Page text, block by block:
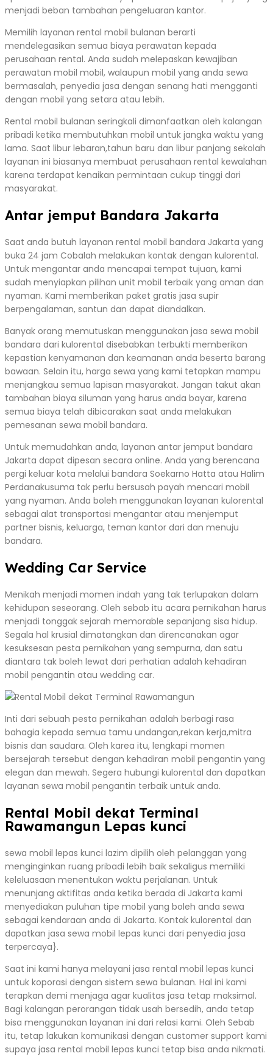
menjadi beban tambahan pengeluaran kantor.
Memilih layanan rental mobil bulanan berarti
mendelegasikan semua biaya perawatan kepada
perusahaan rental. Anda sudah melepaskan kewajiban
perawatan mobil mobil, walaupun mobil yang anda sewa
bermasalah, penyedia jasa dengan senang hati mengganti
dengan mobil yang setara atau lebih.
Rental mobil bulanan seringkali dimanfaatkan oleh kalangan
pribadi ketika membutuhkan mobil untuk jangka waktu yang
lama. Saat libur lebaran,tahun baru dan libur panjang sekolah
layanan ini biasanya membuat perusahaan rental kewalahan
karena terdapat kenaikan permintaan cukup tinggi dari
masyarakat.
Antar jemput Bandara Jakarta
Saat anda butuh layanan rental mobil bandara Jakarta yang
buka 24 jam Cobalah melakukan kontak dengan kulorental.
Untuk mengantar anda mencapai tempat tujuan, kami
sudah menyiapkan pilihan unit mobil terbaik yang aman dan
nyaman. Kami memberikan paket gratis jasa supir
berpengalaman, santun dan dapat diandalkan.
Banyak orang memutuskan menggunakan jasa sewa mobil
bandara dari kulorental disebabkan terbukti memberikan
kepastian kenyamanan dan keamanan anda beserta barang
bawaan. Selain itu, harga sewa yang kami tetapkan mampu
menjangkau semua lapisan masyarakat. Jangan takut akan
tambahan biaya siluman yang harus anda bayar, karena
semua biaya telah dibicarakan saat anda melakukan
pemesanan sewa mobil bandara.
Untuk memudahkan anda, layanan antar jemput bandara
Jakarta dapat dipesan secara online. Anda yang berencana
pergi keluar kota melalui bandara Soekarno Hatta atau Halim
Perdanakusuma tak perlu bersusah payah mencari mobil
yang nyaman. Anda boleh menggunakan layanan kulorental
sebagai alat transportasi mengantar atau menjemput
partner bisnis, keluarga, teman kantor dari dan menuju
bandara.
Wedding Car Service
Menikah menjadi momen indah yang tak terlupakan dalam
kehidupan seseorang. Oleh sebab itu acara pernikahan harus
menjadi tonggak sejarah memorable sepanjang sisa hidup.
Segala hal krusial dimatangkan dan direncanakan agar
kesuksesan pesta pernikahan yang sempurna, dan satu
diantara tak boleh lewat dari perhatian adalah kehadiran
mobil pengantin atau wedding car.
Inti dari sebuah pesta pernikahan adalah berbagi rasa
bahagia kepada semua tamu undangan,rekan kerja,mitra
bisnis dan saudara. Oleh karea itu, lengkapi momen
bersejarah tersebut dengan kehadiran mobil pengantin yang
elegan dan mewah. Segera hubungi kulorental dan dapatkan
layanan sewa mobil pengantin terbaik untuk anda.
Rental Mobil dekat Terminal
Rawamangun Lepas kunci
sewa mobil lepas kunci lazim dipilih oleh pelanggan yang
menginginkan ruang pribadi lebih baik sekaligus memiliki
keleluasaan menentukan waktu perjalanan. Untuk
menunjang aktifitas anda ketika berada di Jakarta kami
menyediakan puluhan tipe mobil yang boleh anda sewa
sebagai kendaraan anda di Jakarta. Kontak kulorental dan
dapatkan jasa sewa mobil lepas kunci dari penyedia jasa
terpercaya}.
Saat ini kami hanya melayani jasa rental mobil lepas kunci
untuk koporasi dengan sistem sewa bulanan. Hal ini kami
terapkan demi menjaga agar kualitas jasa tetap maksimal.
Bagi kalangan perorangan tidak usah bersedih, anda tetap
bisa menggunakan layanan ini dari relasi kami. Oleh Sebab
itu, tetap lakukan komunikasi dengan customer support kami
supaya jasa rental mobil lepas kunci tetap bisa anda nikmati.